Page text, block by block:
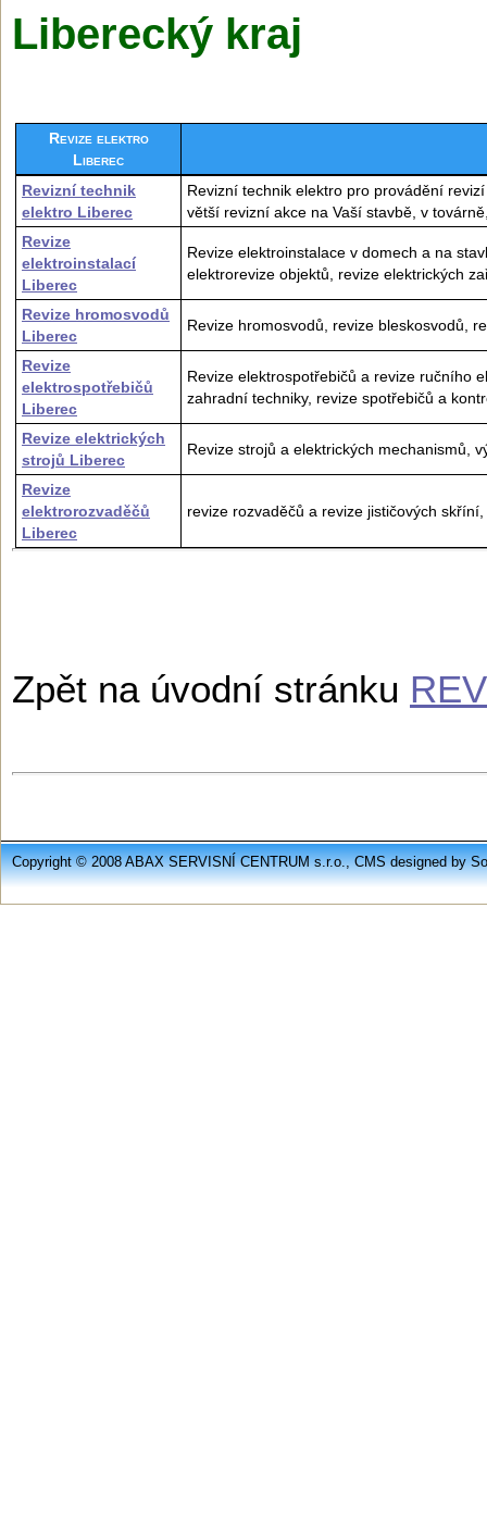
Liberecký kraj
Revize elektro
Liberec
Revizní technik
elektro Liberec
Revizní technik elektro pro provádění
větší revizní akce na Vaší stavbě, v
Revize
elektroinstalací
Liberec
Revize elektroinstalace v domech a na
elektrorevize objektů, revize elektrických
Revize hromosvodů
Liberec
Revize hromosvodů, revize bleskosvodů,
Revize
elektrospotřebičů
Liberec
Revize elektrospotřebičů a revize ručního
zahradní techniky, revize spotřebičů a
Revize elektrických
strojů Liberec
Revize strojů a elektrických mechanismů,
Revize
elektrorozvaděčů
Liberec
revize rozvaděčů a revize jističových
Zpět na úvodní stránku
Copyright © 2008 ABAX SERVISNÍ CENTRUM s.r.o., CMS designed by